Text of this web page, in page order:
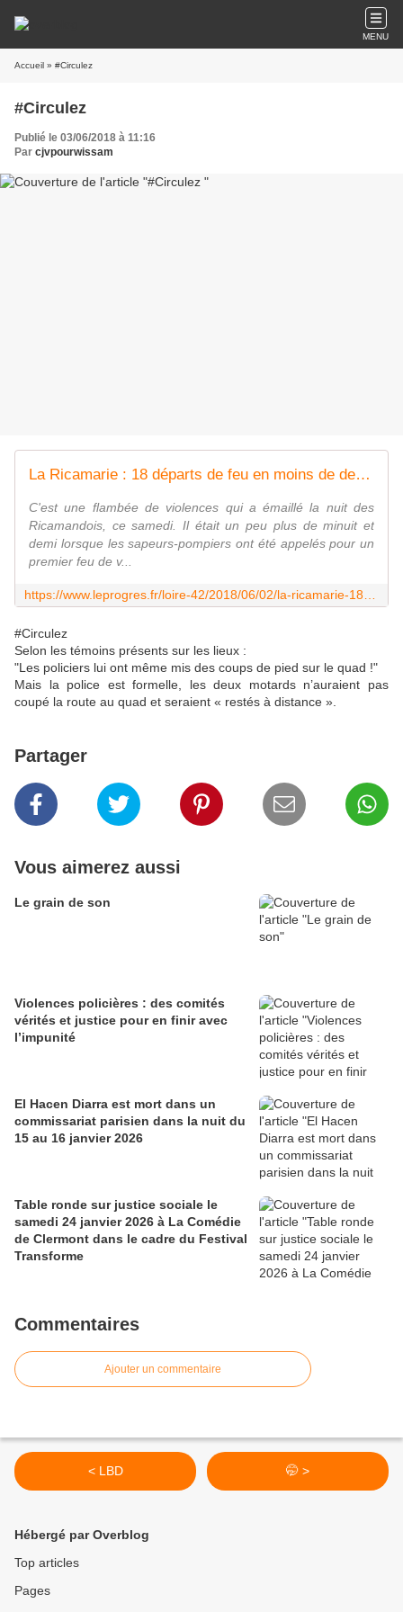
MENU
Accueil » #Circulez
#Circulez
Publié le 03/06/2018 à 11:16
Par cjvpourwissam
La Ricamarie : 18 départs de feu en moins de deux heures
C'est une flambée de violences qui a émaillé la nuit des
Ricamandois, ce samedi. Il était un peu plus de minuit et
demi lorsque les sapeurs-pompiers ont été appelés pour un
premier feu de v...
#Circulez
Selon les témoins présents sur les lieux :
"Les policiers lui ont même mis des coups de pied sur le quad !"
Mais la police est formelle, les deux motards n’auraient pas
coupé la route au quad et seraient « restés à distance ».
Partager
Vous aimerez aussi
Le grain de son
Violences policières : des comités
vérités et justice pour en finir avec
l’impunité
El Hacen Diarra est mort dans un
commissariat parisien dans la nuit du
15 au 16 janvier 2026
Table ronde sur justice sociale le
samedi 24 janvier 2026 à La Comédie
de Clermont dans le cadre du Festival
Transforme
Commentaires
Ajouter un commentaire
< LBD 🤭 >
Hébergé par Overblog
Top articles
Pages